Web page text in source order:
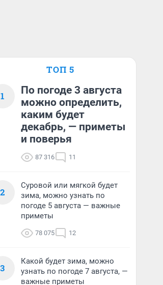
ТОП 5
1
По погоде 3 августа
можно определить,
каким будет
декабрь, — приметы
и поверья
87 316 11
2
Суровой или мягкой будет
зима, можно узнать по
погоде 5 августа — важные
приметы
78 075 12
3
Какой будет зима, можно
узнать по погоде 7 августа, —
важные приметы